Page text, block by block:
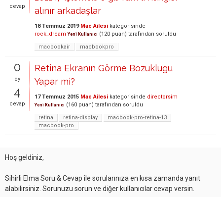
cevap
alınır arkadaşlar
18 Temmuz 2019 Mac Ailesi kategorisinde
rock_dream Yeni Kullanıcı (120 puan) tarafından soruldu
macbookair
macbookpro
0
oy
4
cevap
Retina Ekranın Görme Bozuklugu
Yapar mi?
17 Temmuz 2015 Mac Ailesi kategorisinde directorsim
Yeni Kullanıcı (160 puan) tarafından soruldu
retina
retina-display
macbook-pro-retina-13
macbook-pro
Hoş geldiniz,
Sihirli Elma Soru & Cevap ile sorularınıza en kısa zamanda yanıt
alabilirsiniz. Sorunuzu sorun ve diğer kullanıcılar cevap versin.